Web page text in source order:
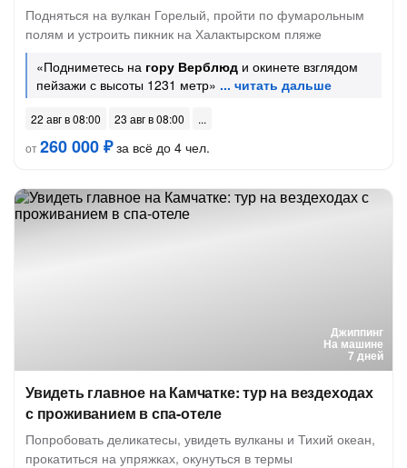
Подняться на вулкан Горелый, пройти по фумарольным
полям и устроить пикник на Халактырском пляже
«Подниметесь на гору Верблюд и окинете взглядом
пейзажи с высоты 1231 метр»
22 авг в 08:00
23 авг в 08:00
от260 000 ₽за всё до 4 чел.
Джиппинг
На машине
7 дней
Увидеть главное на Камчатке: тур на вездеходах
с проживанием в спа-отеле
Попробовать деликатесы, увидеть вулканы и Тихий океан,
прокатиться на упряжках, окунуться в термы